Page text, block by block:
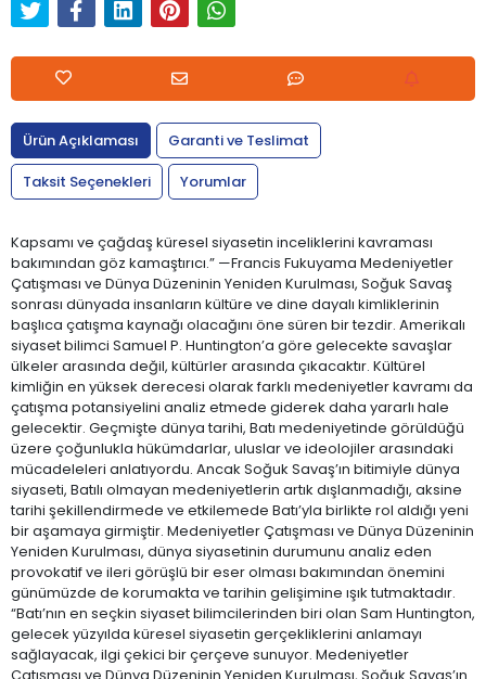
Ürün Açıklaması
Garanti ve Teslimat
Taksit Seçenekleri
Yorumlar
Kapsamı ve çağdaş küresel siyasetin inceliklerini kavraması
bakımından göz kamaştırıcı.” —Francis Fukuyama Medeniyetler
Çatışması ve Dünya Düzeninin Yeniden Kurulması, Soğuk Savaş
sonrası dünyada insanların kültüre ve dine dayalı kimliklerinin
başlıca çatışma kaynağı olacağını öne süren bir tezdir. Amerikalı
siyaset bilimci Samuel P. Huntington’a göre gelecekte savaşlar
ülkeler arasında değil, kültürler arasında çıkacaktır. Kültürel
kimliğin en yüksek derecesi olarak farklı medeniyetler kavramı da
çatışma potansiyelini analiz etmede giderek daha yararlı hale
gelecektir. Geçmişte dünya tarihi, Batı medeniyetinde görüldüğü
üzere çoğunlukla hükümdarlar, uluslar ve ideolojiler arasındaki
mücadeleleri anlatıyordu. Ancak Soğuk Savaş’ın bitimiyle dünya
siyaseti, Batılı olmayan medeniyetlerin artık dışlanmadığı, aksine
tarihi şekillendirmede ve etkilemede Batı’yla birlikte rol aldığı yeni
bir aşamaya girmiştir. Medeniyetler Çatışması ve Dünya Düzeninin
Yeniden Kurulması, dünya siyasetinin durumunu analiz eden
provokatif ve ileri görüşlü bir eser olması bakımından önemini
günümüzde de korumakta ve tarihin gelişimine ışık tutmaktadır.
“Batı’nın en seçkin siyaset bilimcilerinden biri olan Sam Huntington,
gelecek yüzyılda küresel siyasetin gerçekliklerini anlamayı
sağlayacak, ilgi çekici bir çerçeve sunuyor. Medeniyetler